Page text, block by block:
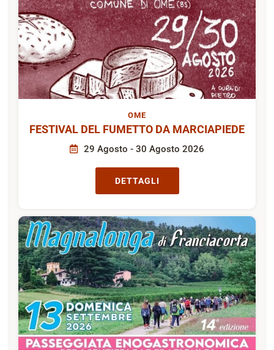
OME
FESTIVAL DEL FUMETTO DA MARCIAPIEDE
29 Agosto - 30 Agosto 2026
DETTAGLI